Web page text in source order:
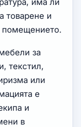
има ли
товарене и
помещението.
за
текстил,
или
е
и
в